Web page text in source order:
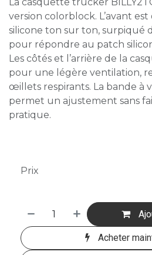
La casquette trucker
version colorblock. L’avant
silicone ton sur ton, surpiqué
pour répondre au patch
Les côtés et l’arrière de la
pour une légère ventilation,
œillets respirants. La bande à
permet un ajustement sans
pratique.
Acheter
Prix